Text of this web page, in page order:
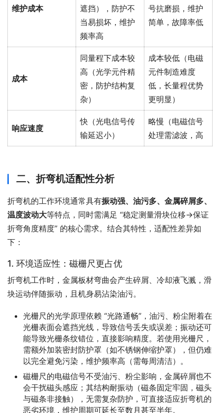
维护成本
遮挡），防护不
当易损坏，维护
频率高
号抗磨损，维护
简单，故障率低
成本
同量程下成本较
高（光学元件精
密，防护结构复
杂）
成本较低（电磁
元件制造难度
低，长量程优势
更明显）
响应速度
快（光电信号传
输延迟小）
略慢（电磁信号
处理需滤波，高
二、折弯机适配性分析
折弯机的工作环境通常具有振动强、油污多、金属碎屑多、
温度波动大等特点，同时需满足 “稳定测量滑块位移→保证
折弯角度精度” 的核心需求。结合其特性，适配性差异如
下：
1. 环境适应性：磁栅尺更占优
折弯机工作时，金属板材弯曲会产生碎屑、冷却液飞溅，滑
块运动伴随振动，且机身易沾染油污。
光栅尺的光学原理依赖 “光路通畅”，油污、粉尘附着在
光栅表面会遮挡光线，导致信号丢失或误差；振动还可
能导致光栅条纹错位，直接影响精度。若使用光栅尺，
需额外加装密封防护罩（如不锈钢伸缩护罩），但仍难
以完全避免污染，维护频率高（需每周清洁）。
磁栅尺的电磁信号不受油污、粉尘影响，金属碎屑也不
会干扰磁头感应；其结构耐振动（磁条固定牢固，磁头
与磁条非接触），无需复杂防护，可直接适应折弯机的
恶劣环境，维护周期可延长至数月甚至半年。